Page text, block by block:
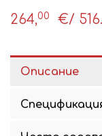
264,00 €/
Описание